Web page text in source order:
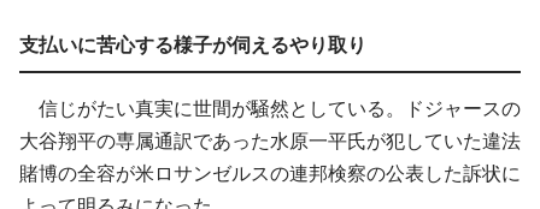
支払いに苦心する様子が伺えるやり取り
信じがたい真実に世間が騒然としている。ドジャースの
大谷翔平の専属通訳であった水原一平氏が犯していた違法
賭博の全容が米ロサンゼルスの連邦検察の公表した訴状に